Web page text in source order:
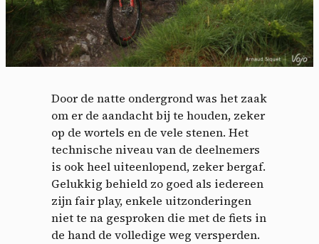
Door de natte ondergrond was het zaak
om er de aandacht bij te houden, zeker
op de wortels en de vele stenen. Het
technische niveau van de deelnemers
is ook heel uiteenlopend, zeker bergaf.
Gelukkig behield zo goed als iedereen
zijn fair play, enkele uitzonderingen
niet te na gesproken die met de fiets in
de hand de volledige weg versperden.